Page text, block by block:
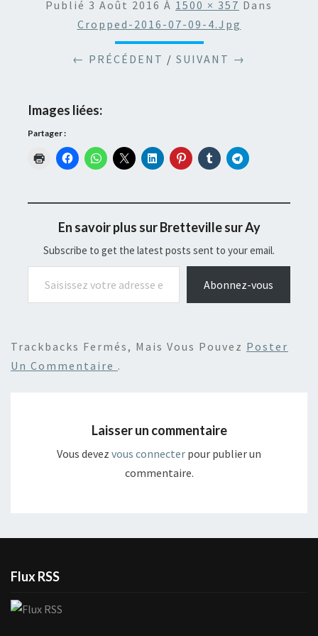
Publié 3 Août 2016 À 1500 × 357 Dans
Cropped-2016-07-09-4.jpg
← PRÉCÉDENT / SUIVANT →
Images liées:
Partager :
En savoir plus sur Bretteville sur Ay
Subscribe to get the latest posts sent to your email.
Saisissez votre adresse e-mail…
Abonnez-vous
Trackbacks Fermés, Mais Vous Pouvez Poster
Un Commentaire .
Laisser un commentaire
Vous devez vous connecter pour publier un
commentaire.
Flux RSS